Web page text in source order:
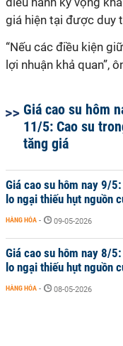
giá hiện tại được duy
“Nếu các điều kiện
lợi nhuận khả quan”,
Giá cao su hôm
11/5: Cao su
tăng giá
Giá cao su hôm nay 9/
lo ngại thiếu hụt nguồn
HÀNG HÓA - 09-05-2026
Giá cao su hôm nay 8/
lo ngại thiếu hụt nguồn
HÀNG HÓA - 08-05-2026